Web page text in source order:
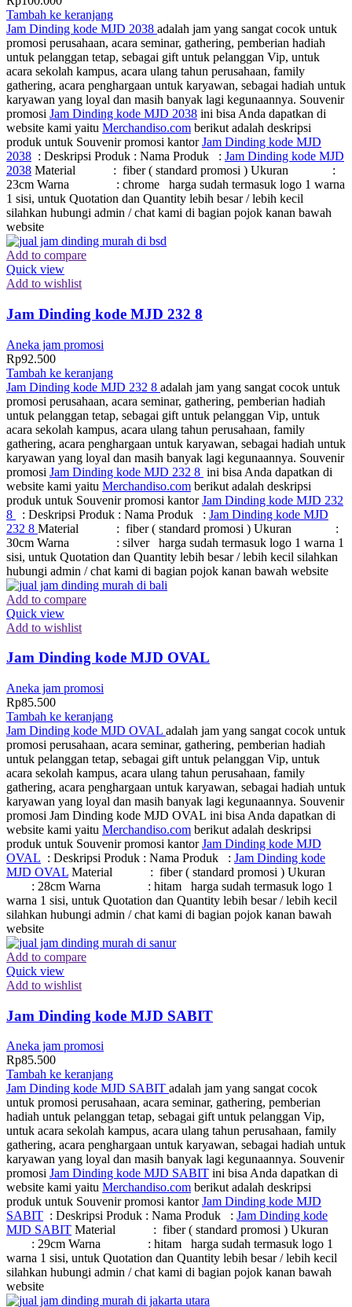
Tambah ke keranjang
Jam Dinding kode MJD 2038 adalah jam yang sangat cocok untuk
promosi perusahaan, acara seminar, gathering, pemberian hadiah
untuk pelanggan tetap, sebagai gift untuk pelanggan Vip, untuk
acara sekolah kampus, acara ulang tahun perusahaan, family
gathering, acara penghargaan untuk karyawan, sebagai hadiah untuk
karyawan yang loyal dan masih banyak lagi kegunaannya. Souvenir
promosi Jam Dinding kode MJD 2038 ini bisa Anda dapatkan di
website kami yaitu Merchandiso.com berikut adalah deskripsi
produk untuk Souvenir promosi kantorJam Dinding kode MJD
2038 : Deskripsi Produk : Nama Produk : Jam Dinding kode MJD
2038 Material : fiber ( standard promosi ) Ukuran :
23cm Warna : chrome harga sudah termasuk logo 1 warna
1 sisi, untuk Quotation dan Quantity lebih besar / lebih kecil
silahkan hubungi admin / chat kami di bagian pojok kanan bawah
website
Add to compare
Quick view
Add to wishlist
Jam Dinding kode MJD 232 8
Aneka jam promosi
Rp92.500
Tambah ke keranjang
Jam Dinding kode MJD 232 8 adalah jam yang sangat cocok untuk
promosi perusahaan, acara seminar, gathering, pemberian hadiah
untuk pelanggan tetap, sebagai gift untuk pelanggan Vip, untuk
acara sekolah kampus, acara ulang tahun perusahaan, family
gathering, acara penghargaan untuk karyawan, sebagai hadiah untuk
karyawan yang loyal dan masih banyak lagi kegunaannya. Souvenir
promosi Jam Dinding kode MJD 232 8 ini bisa Anda dapatkan di
website kami yaitu Merchandiso.com berikut adalah deskripsi
produk untuk Souvenir promosi kantorJam Dinding kode MJD 232
8
: Deskripsi Produk : Nama Produk : Jam Dinding kode MJD
232 8 Material : fiber ( standard promosi ) Ukuran :
30cm Warna : silver harga sudah termasuk logo 1 warna 1
sisi, untuk Quotation dan Quantity lebih besar / lebih kecil silahkan
hubungi admin / chat kami di bagian pojok kanan bawah website
Add to compare
Quick view
Add to wishlist
Jam Dinding kode MJD OVAL
Aneka jam promosi
Rp85.500
Tambah ke keranjang
Jam Dinding kode MJD OVAL adalah jam yang sangat cocok untuk
promosi perusahaan, acara seminar, gathering, pemberian hadiah
untuk pelanggan tetap, sebagai gift untuk pelanggan Vip, untuk
acara sekolah kampus, acara ulang tahun perusahaan, family
gathering, acara penghargaan untuk karyawan, sebagai hadiah untuk
karyawan yang loyal dan masih banyak lagi kegunaannya. Souvenir
promosi Jam Dinding kode MJD OVAL ini bisa Anda dapatkan di
website kami yaitu Merchandiso.com berikut adalah deskripsi
produk untuk Souvenir promosi kantorJam Dinding kode MJD
OVAL : Deskripsi Produk : Nama Produk : Jam Dinding kode
MJD OVAL Material : fiber ( standard promosi ) Ukuran
: 28cm Warna : hitam harga sudah termasuk logo 1
warna 1 sisi, untuk Quotation dan Quantity lebih besar / lebih kecil
silahkan hubungi admin / chat kami di bagian pojok kanan bawah
website
Add to compare
Quick view
Add to wishlist
Jam Dinding kode MJD SABIT
Aneka jam promosi
Rp85.500
Tambah ke keranjang
Jam Dinding kode MJD SABIT adalah jam yang sangat cocok
untuk promosi perusahaan, acara seminar, gathering, pemberian
hadiah untuk pelanggan tetap, sebagai gift untuk pelanggan Vip,
untuk acara sekolah kampus, acara ulang tahun perusahaan, family
gathering, acara penghargaan untuk karyawan, sebagai hadiah untuk
karyawan yang loyal dan masih banyak lagi kegunaannya. Souvenir
promosi Jam Dinding kode MJD SABIT ini bisa Anda dapatkan di
website kami yaitu Merchandiso.com berikut adalah deskripsi
produk untuk Souvenir promosi kantorJam Dinding kode MJD
SABIT : Deskripsi Produk : Nama Produk : Jam Dinding kode
MJD SABIT Material : fiber ( standard promosi ) Ukuran
: 29cm Warna : hitam harga sudah termasuk logo 1
warna 1 sisi, untuk Quotation dan Quantity lebih besar / lebih kecil
silahkan hubungi admin / chat kami di bagian pojok kanan bawah
website